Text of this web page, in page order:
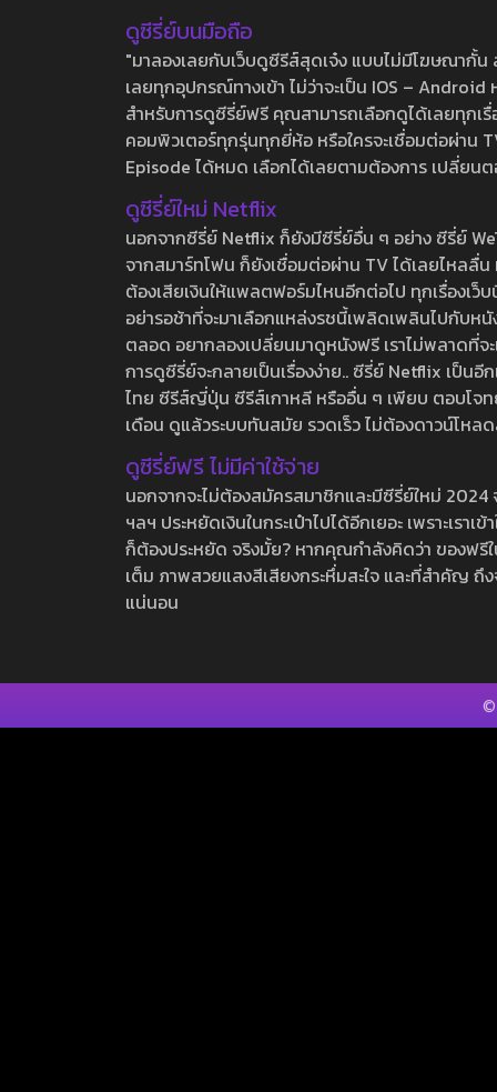
ดูซีรี่ย์บนมือถือ
"มาลองเลยกับเว็บดูซีรีส์สุดเจ๋ง แบบไม่มีโฆษณากั้
เลยทุกอุปกรณ์ทางเข้า ไม่ว่าจะเป็น IOS –
สำหรับการดูซีรี่ย์ฟรี คุณสามารถเลือกดูได้เลยทุกเ
คอมพิวเตอร์ทุกรุ่นทุกยี่ห้อ หรือใครจะเชื่อมต่อผ่าน
Episode ได้หมด เลือกได้เลยตามต้องการ เปลี่ยน
ดูซีรี่ย์ใหม่ Netflix
นอกจากซีรี่ย์ Netflix ก็ยังมีซีรี่ย์อื่น ๆ อย่าง ซีรี่ย์
จากสมาร์ทโฟน ก็ยังเชื่อมต่อผ่าน TV ได้เลยไหลลื่
ต้องเสียเงินให้แพลตฟอร์มไหนอีกต่อไป ทุกเรื่องเว็
อย่ารอช้าที่จะมาเลือกแหล่งรชนี้เพลิดเพลินไปกับห
ตลอด อยากลองเปลี่ยนมาดูหนังฟรี เราไม่พลาดที่
การดูซีรี่ย์จะกลายเป็นเรื่องง่าย.. ซีรี่ย์ Netflix เป็น
ไทย ซีรีส์ญี่ปุ่น ซีรีส์เกาหลี หรืออื่น ๆ เพียบ ตอบโจท
เดือน ดูแล้วระบบทันสมัย รวดเร็ว ไม่ต้องดาวน์โห
ดูซีรี่ย์ฟรี ไม่มีค่าใช้จ่าย
นอกจากจะไม่ต้องสมัครสมาชิกและมีซีรี่ย์ใหม่
ฯลฯ ประหยัดเงินในกระเป๋าไปได้อีกเยอะ เพราะเร
ก็ต้องประหยัด จริงมั้ย? หากคุณกำลังคิดว่า ของฟ
เต็ม ภาพสวยแสงสีเสียงกระหึ่มสะใจ และที่สำคัญ
แน่นอน
©